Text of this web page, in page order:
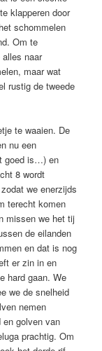
klapperen door
schommelen
Om te
naar
maar wat
rustig de tweede
te waaien. De
nu een
goed is…) en
8 wordt
we enerzijds
terecht komen
missen we het tij
de eilanden
en dat is nog
er zin in en
hard gaan. We
we de snelheid
nemen
golven van
prachtig. Om